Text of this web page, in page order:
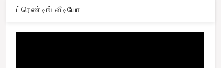
ட்ரெண்டிங் வீடியோ